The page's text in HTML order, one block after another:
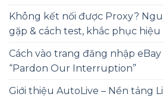
Không kết nối được Proxy?
gặp & cách test, khắc phục hiệu
Cách vào trang đăng nhập
“Pardon Our Interruption”
Giới thiệu AutoLive – Nền tảng